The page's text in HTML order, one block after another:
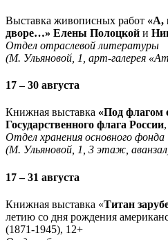
Выставка живописных работ «А,
дворе…» Елены Полоцкой и
Отдел отраслевой литературы
(М. Ульяновой, 1, арт-галерея
17 – 30 августа
Книжная выставка «Под флагом
Государственного флага России
Отдел хранения основного фонда
(М. Ульяновой, 1, 3 этаж,
17 – 31 августа
Книжная выставка «Титан
летию со дня рождения
(1871-1945), 12+